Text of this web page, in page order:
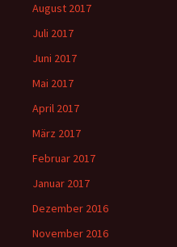
August 2017
Juli 2017
Juni 2017
Mai 2017
April 2017
März 2017
Februar 2017
Januar 2017
Dezember 2016
November 2016